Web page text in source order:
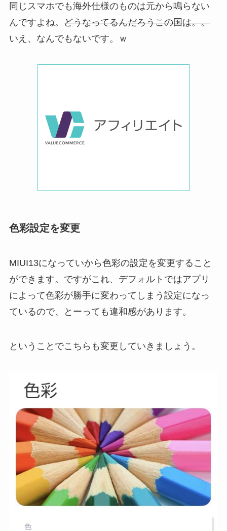
同じスマホでも海外仕様のものは元から鳴らない
んですよね。 どうなってるんだろうこの国は。。
いえ、なんでもないです。ｗ
色彩設定を変更
MIUI13になっていから色彩の設定を変更すること
ができます。ですがこれ、デフォルトではアプリ
によって色彩が勝手に変わってしまう設定になっ
ているので、とーっても違和感があります。
ということでこちらも変更していきましょう。